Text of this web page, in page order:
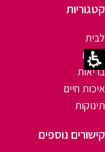
קטגוריות
לבית
טיפוח
בריאות
איכות חיים
תינוקות
קישורים נוספים